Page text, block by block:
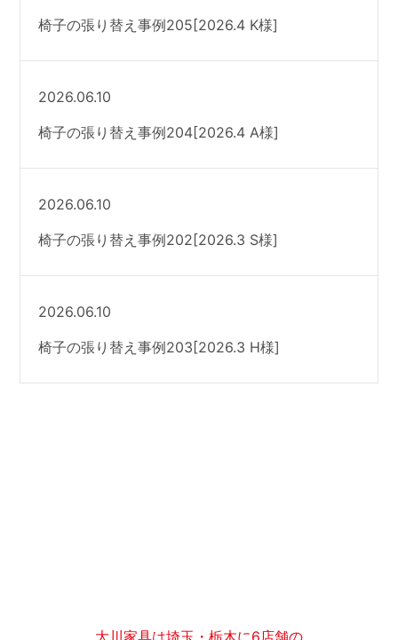
椅子の張り替え事例205[2026.4 K様]
2026.06.10
椅子の張り替え事例204[2026.4 A様]
2026.06.10
椅子の張り替え事例202[2026.3 S様]
2026.06.10
椅子の張り替え事例203[2026.3 H様]